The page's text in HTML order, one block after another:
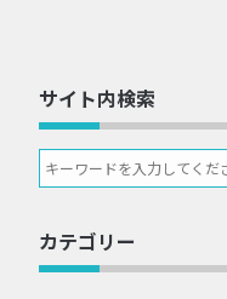
サイト内検索
カテゴリー